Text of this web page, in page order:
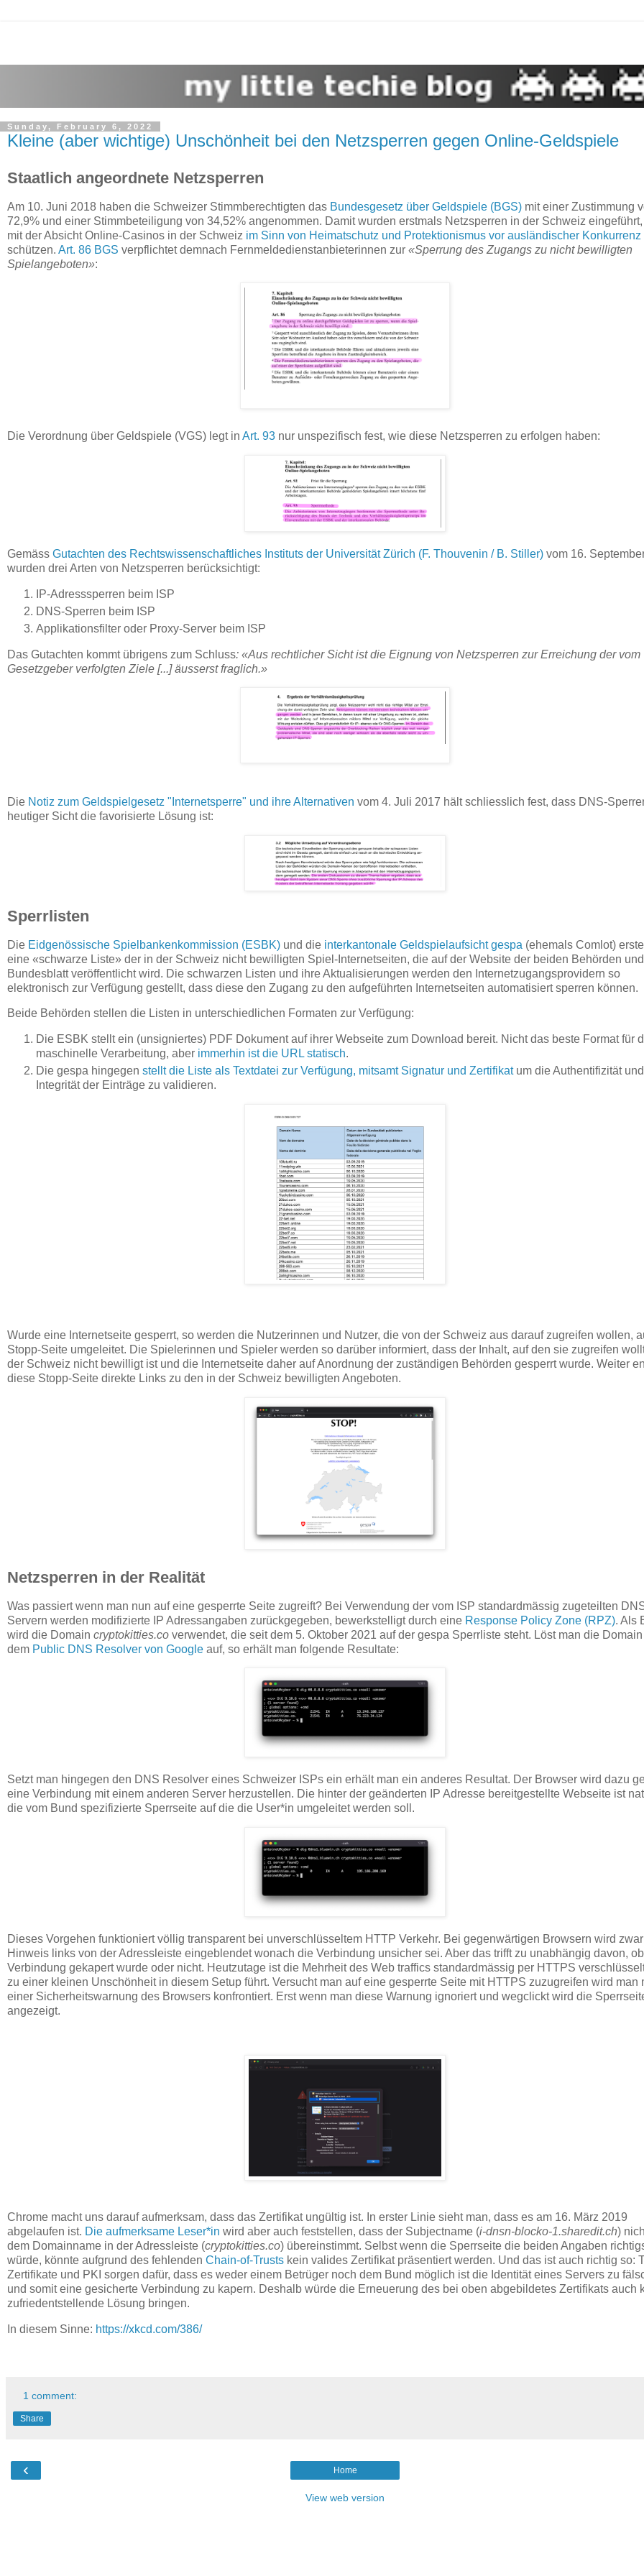
Sunday, February 6, 2022
Kleine (aber wichtige) Unschönheit bei den Netzsperren gegen Online-Geldspiele
Staatlich angeordnete Netzsperren
Am 10. Juni 2018 haben die Schweizer Stimmberechtigten das Bundesgesetz über Geldspiele (BGS) mit einer Zustimmung
72,9% und einer Stimmbeteiligung von 34,52% angenommen. Damit wurden erstmals Netzsperren in der Schweiz
mit der Absicht Online-Casinos in der Schweiz im Sinn von Heimatschutz und Protektionismus vor ausländischer Konkurrenz
schützen. Art. 86 BGS verpflichtet demnach Fernmeldedienstanbieterinnen zur «Sperrung des Zugangs zu nicht bewilligten
Spielangeboten»:
Die Verordnung über Geldspiele (VGS) legt in Art. 93 nur unspezifisch fest, wie diese Netzsperren zu erfolgen haben:
Gemäss Gutachten des Rechtswissenschaftliches Instituts der Universität Zürich (F. Thouvenin / B. Stiller) vom 16.
wurden drei Arten von Netzsperren berücksichtigt:
IP-Adresssperren beim ISP
DNS-Sperren beim ISP
Applikationsfilter oder Proxy-Server beim ISP
Das Gutachten kommt übrigens zum Schluss: «Aus rechtlicher Sicht ist die Eignung von Netzsperren zur Erreichung der vom
Gesetzgeber verfolgten Ziele [...] äusserst fraglich.»
Die Notiz zum Geldspielgesetz "Internetsperre" und ihre Alternativen vom 4. Juli 2017 hält schliesslich fest, dass DNS-
heutiger Sicht die favorisierte Lösung ist:
Sperrlisten
Die Eidgenössische Spielbankenkommission (ESBK) und die interkantonale Geldspielaufsicht gespa (ehemals Comlot)
eine «schwarze Liste» der in der Schweiz nicht bewilligten Spiel-Internetseiten, die auf der Website der beiden Behörden
Bundesblatt veröffentlicht wird. Die schwarzen Listen und ihre Aktualisierungen werden den Internetzugangsprovidern so
elektronisch zur Verfügung gestellt, dass diese den Zugang zu den aufgeführten Internetseiten automatisiert sperren können.
Beide Behörden stellen die Listen in unterschiedlichen Formaten zur Verfügung:
Die ESBK stellt ein (unsigniertes) PDF Dokument auf ihrer Webseite zum Download bereit. Nicht das beste Format für
maschinelle Verarbeitung, aber immerhin ist die URL statisch.
Die gespa hingegen stellt die Liste als Textdatei zur Verfügung, mitsamt Signatur und Zertifikatum die Authentifizität und
Integrität der Einträge zu validieren.
Wurde eine Internetseite gesperrt, so werden die Nutzerinnen und Nutzer, die von der Schweiz aus darauf zugreifen wollen,
Stopp-Seite umgeleitet. Die Spielerinnen und Spieler werden so darüber informiert, dass der Inhalt, auf den sie zugreifen
der Schweiz nicht bewilligt ist und die Internetseite daher auf Anordnung der zuständigen Behörden gesperrt wurde. Weiter
diese Stopp-Seite direkte Links zu den in der Schweiz bewilligten Angeboten.
Netzsperren in der Realität
Was passiert wenn man nun auf eine gesperrte Seite zugreift? Bei Verwendung der vom ISP standardmässig zugeteilten
Servern werden modifizierte IP Adressangaben zurückgegeben, bewerkstelligt durch eine Response Policy Zone (RPZ). Als
wird die Domain cryptokitties.co verwendet, die seit dem 5. Oktober 2021 auf der gespa Sperrliste steht. Löst man die
dem Public DNS Resolver von Google auf, so erhält man folgende Resultate:
Setzt man hingegen den DNS Resolver eines Schweizer ISPs ein erhält man ein anderes Resultat. Der Browser wird dazu
eine Verbindung mit einem anderen Server herzustellen. Die hinter der geänderten IP Adresse bereitgestellte Webseite ist
die vom Bund spezifizierte Sperrseite auf die die User*in umgeleitet werden soll.
Dieses Vorgehen funktioniert völlig transparent bei unverschlüsseltem HTTP Verkehr. Bei gegenwärtigen Browsern wird
Hinweis links von der Adressleiste eingeblendet wonach die Verbindung unsicher sei. Aber das trifft zu unabhängig davon,
Verbindung gekapert wurde oder nicht. Heutzutage ist die Mehrheit des Web traffics standardmässig per HTTPS
zu einer kleinen Unschönheit in diesem Setup führt. Versucht man auf eine gesperrte Seite mit HTTPS zuzugreifen wird man
einer Sicherheitswarnung des Browsers konfrontiert. Erst wenn man diese Warnung ignoriert und wegclickt wird die
angezeigt.
Chrome macht uns darauf aufmerksam, dass das Zertifikat ungültig ist. In erster Linie sieht man, dass es am 16. März 2019
abgelaufen ist. Die aufmerksame Leser*in wird aber auch feststellen, dass der Subjectname (i-dnsn-blocko-1.sharedit.ch)
dem Domainname in der Adressleiste (cryptokitties.co) übereinstimmt. Selbst wenn die Sperrseite die beiden Angaben
würde, könnte aufgrund des fehlenden Chain-of-Trusts kein valides Zertifikat präsentiert werden. Und das ist auch richtig so:
Zertifikate und PKI sorgen dafür, dass es weder einem Betrüger noch dem Bund möglich ist die Identität eines Servers zu
und somit eine gesicherte Verbindung zu kapern. Deshalb würde die Erneuerung des bei oben abgebildetes Zertifikats auch
zufriedentstellende Lösung bringen.
In diesem Sinne: https://xkcd.com/386/
1 comment:
Share
‹ Home
View web version